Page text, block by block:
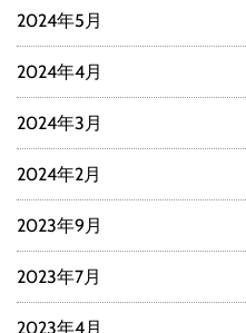
2024年5月
2024年4月
2024年3月
2024年2月
2023年9月
2023年7月
2023年4月